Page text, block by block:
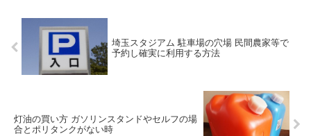
埼玉スタジアム 駐車場の穴場 民間農家等で
予約し確実に利用する方法
灯油の買い方 ガソリンスタンドやセルフの場
合とポリタンクがない時